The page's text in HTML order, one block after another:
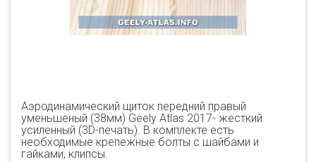
Аэродинамический щиток передний правый
уменьшеный (38мм) Geely Atlas 2017- жесткий
усиленный (3D-печать). В комплекте есть
необходимые крепежные болты с шайбами и
гайками, клипсы.